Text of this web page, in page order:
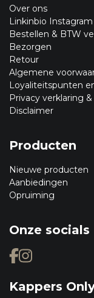
Over ons
Linkinbio
Bestellen & BTW
Bezorgen
Retour
Algemene
Loyaliteitspunten
Privacy verklaring
Disclaimer
Producten
Nieuwe producten
Aanbiedingen
Opruiming
Onze socials
Kappers